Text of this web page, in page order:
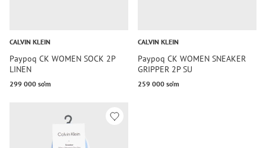
CALVIN KLEIN
Paypoq CK WOMEN SOCK 2P
LINEN
299 000 so‘m
CALVIN KLEIN
Paypoq CK WOMEN SNEAKER
GRIPPER 2P SU
259 000 so‘m